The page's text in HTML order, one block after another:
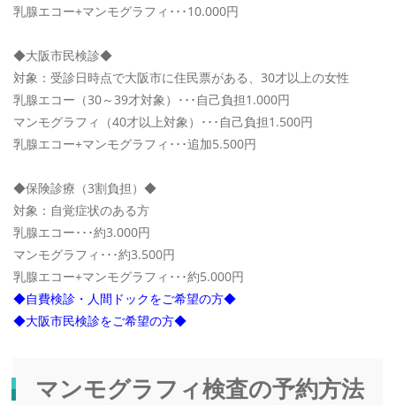
乳腺エコー+マンモグラフィ･･･10.000円
◆大阪市民検診◆
対象：受診日時点で大阪市に住民票がある、30才以上の女性
乳腺エコー（30～39才対象）･･･自己負担1.000円
マンモグラフィ（40才以上対象）･･･自己負担1.500円
乳腺エコー+マンモグラフィ･･･追加5.500円
◆保険診療（3割負担）◆
対象：自覚症状のある方
乳腺エコー･･･約3.000円
マンモグラフィ･･･約3.500円
乳腺エコー+マンモグラフィ･･･約5.000円
◆自費検診・人間ドックをご希望の方◆
◆大阪市民検診をご希望の方◆
マンモグラフィ検査の予約方法